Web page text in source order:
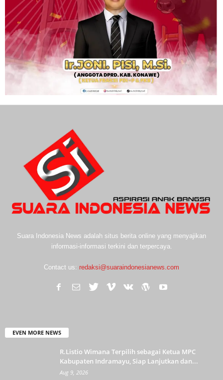
Suara Indonesia News adalah situs berita online yang menyajikan
informasi-informasi terkini dan terpercaya.
Contact us: redaksi@suaraindonesianews.com
EVEN MORE NEWS
R.Listio Wimana Terpilih sebagai Ketua MPC
Kabupaten Indramayu, Siap Lanjutkan dan...
Aug 9, 2026